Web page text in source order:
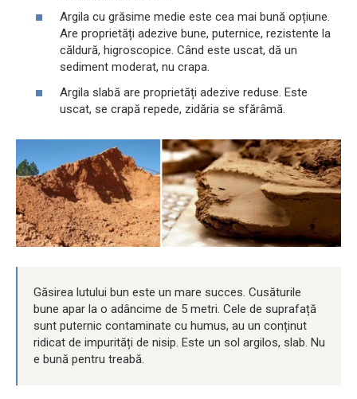
Argila cu grăsime medie este cea mai bună opțiune.
Are proprietăți adezive bune, puternice, rezistente la
căldură, higroscopice. Când este uscat, dă un
sediment moderat, nu crapa.
Argila slabă are proprietăți adezive reduse. Este
uscat, se crapă repede, zidăria se sfărâmă.
Găsirea lutului bun este un mare succes. Cusăturile
bune apar la o adâncime de 5 metri. Cele de suprafață
sunt puternic contaminate cu humus, au un conținut
ridicat de impurități de nisip. Este un sol argilos, slab. Nu
e bună pentru treabă.